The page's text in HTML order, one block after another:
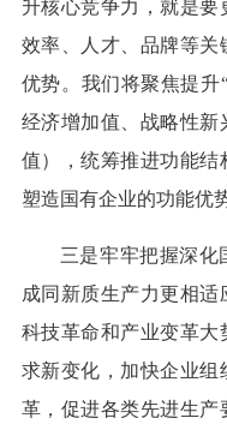
升核心竞争力，就是要
效率、人才、品牌等
优势。我们将聚焦提升
经济增加值、战略性新
值），统筹推进功能
塑造国有企业的功能优
三是牢牢把握深化
成同新质生产力更相
科技革命和产业变革大
求新变化，加快企业
革，促进各类先进生